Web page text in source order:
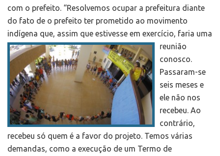
com o prefeito. “Resolvemos ocupar a prefeitura diante
do fato de o prefeito ter prometido ao movimento
indígena que, assim que estivesse em exercício, faria uma
reunião
conosco.
Passaram-se
seis meses e
ele não nos
recebeu. Ao
contrário,
recebeu só quem é a favor do projeto. Temos várias
demandas, como a execução de um Termo de